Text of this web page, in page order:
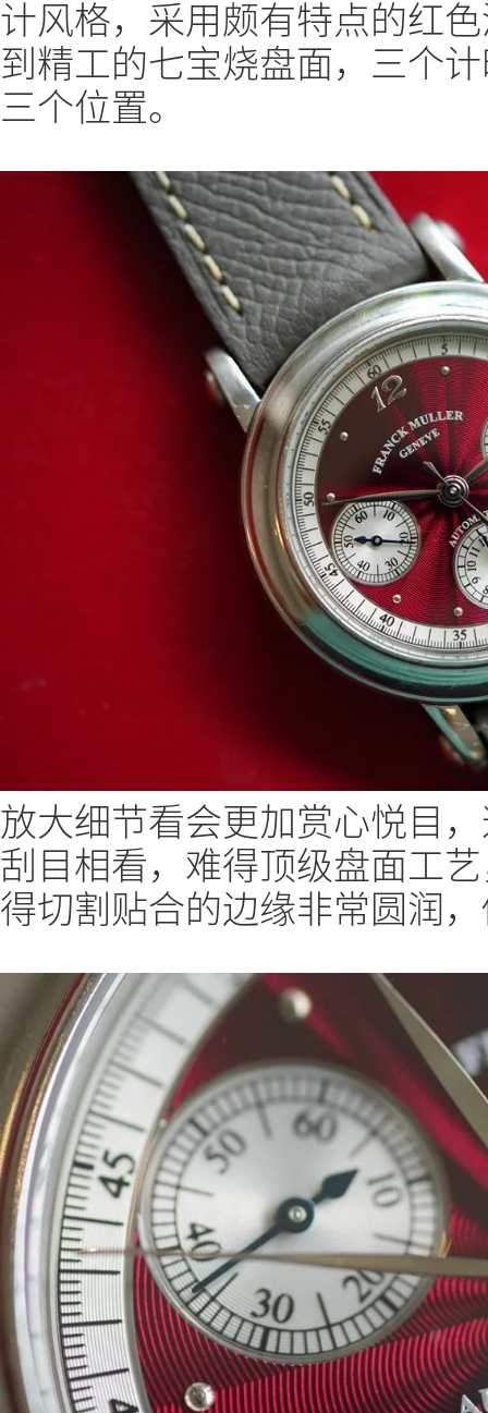
计风格，采用颇有特点的红
到精工的七宝烧盘面，三个
三个位置。
放大细节看会更加赏心悦目
刮目相看，难得顶级盘面工
得切割贴合的边缘非常圆润